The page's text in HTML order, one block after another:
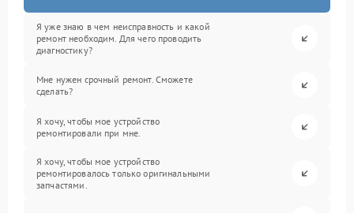
Я уже знаю в чем неисправность и какой
ремонт необходим. Для чего проводить
диагностику?
Мне нужен срочный ремонт. Сможете
сделать?
Я хочу, чтобы мое устройство
ремонтировали при мне.
Я хочу, чтобы мое устройство
ремонтировалось только оригинальными
запчастями.